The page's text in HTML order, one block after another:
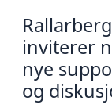
inviterer
nye
og